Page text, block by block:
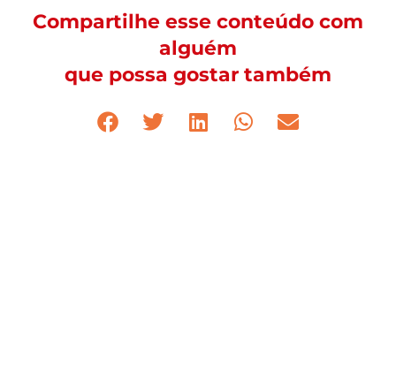
Compartilhe esse conteúdo com
alguém
que possa gostar também